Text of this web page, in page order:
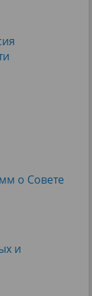
о Cовете
и